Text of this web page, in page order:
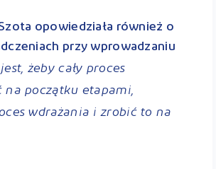
opowiedziała również o
przy wprowadzaniu
żeby cały proces
na początku etapami,
wdrażania i zrobić to na